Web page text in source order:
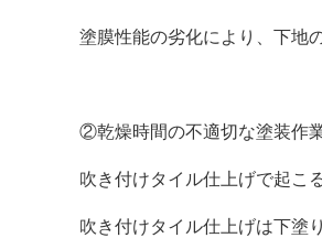
塗膜性能の劣化により、下地
②乾燥時間の不適切な塗装作
吹き付けタイル仕上げで起こ
吹き付けタイル仕上げは下塗